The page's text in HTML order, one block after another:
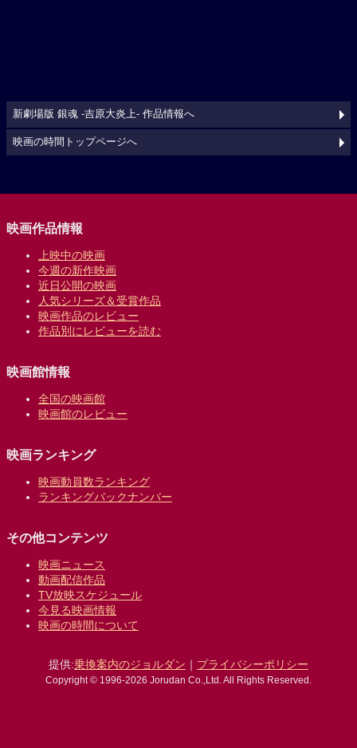
新劇場版 銀魂 -吉原大炎上- 作品情報へ
映画の時間トップページへ
映画作品情報
上映中の映画
今週の新作映画
近日公開の映画
人気シリーズ＆受賞作品
映画作品のレビュー
作品別にレビューを読む
映画館情報
全国の映画館
映画館のレビュー
映画ランキング
映画動員数ランキング
ランキングバックナンバー
その他コンテンツ
映画ニュース
動画配信作品
TV放映スケジュール
今見る映画情報
映画の時間について
提供:乗換案内のジョルダン ｜ プライバシーポリシー
Copyright © 1996-2026 Jorudan Co.,Ltd. All Rights Reserved.